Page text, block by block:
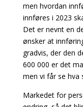
men hvordan
innføres i 2023
Det er nevnt en
ønsker at
gradvis, der den
600 000 er det
men vi får se hva
Markedet for